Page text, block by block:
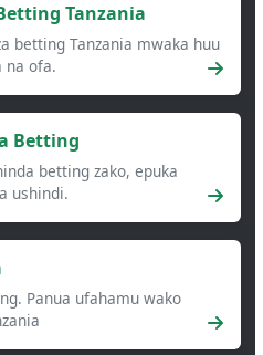
Tanzania
betting Tanzania mwaka huu
ofa.
Betting
betting zako, epuka
ushindi.
Panua ufahamu wako